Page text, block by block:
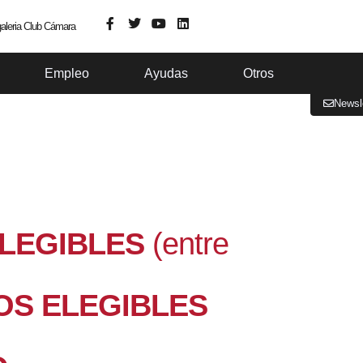
Club Cámara
Empleo Ayudas Otros
(entre
ELEGIBLES